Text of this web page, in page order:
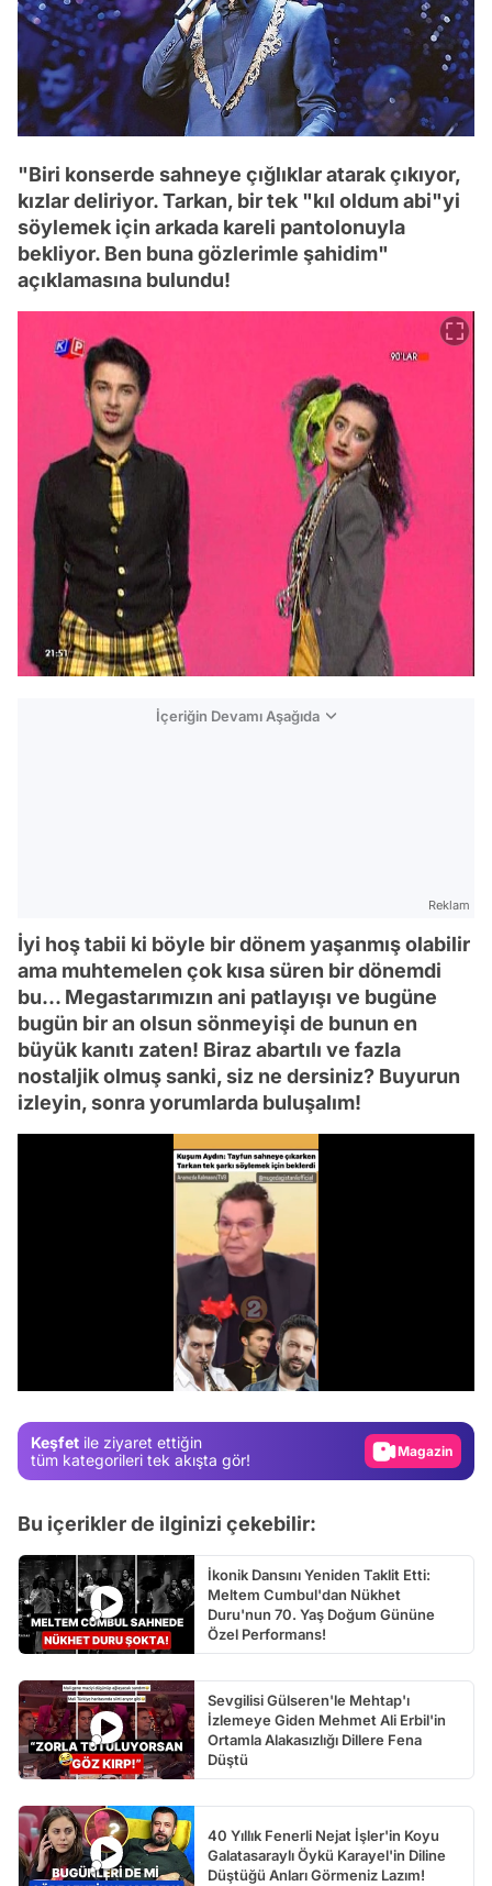
"Biri konserde sahneye çığlıklar atarak çıkıyor,
kızlar deliriyor. Tarkan, bir tek "kıl oldum abi"yi
söylemek için arkada kareli pantolonuyla
bekliyor. Ben buna gözlerimle şahidim"
açıklamasına bulundu!
İçeriğin Devamı Aşağıda
Reklam
İyi hoş tabii ki böyle bir dönem yaşanmış olabilir
ama muhtemelen çok kısa süren bir dönemdi
bu... Megastarımızın ani patlayışı ve bugüne
bugün bir an olsun sönmeyişi de bunun en
büyük kanıtı zaten! Biraz abartılı ve fazla
nostaljik olmuş sanki, siz ne dersiniz? Buyurun
izleyin, sonra yorumlarda buluşalım!
Keşfet ile ziyaret ettiğin
tüm kategorileri tek akışta gör!
Gündem
Magazin
Video
Bu içerikler de ilginizi çekebilir:
İkonik Dansını Yeniden Taklit Etti:
Meltem Cumbul'dan Nükhet
Duru'nun 70. Yaş Doğum Gününe
Özel Performans!
Sevgilisi Gülseren'le Mehtap'ı
İzlemeye Giden Mehmet Ali Erbil'in
Ortamla Alakasızlığı Dillere Fena
Düştü
40 Yıllık Fenerli Nejat İşler'in Koyu
Galatasaraylı Öykü Karayel'in Diline
Düştüğü Anları Görmeniz Lazım!